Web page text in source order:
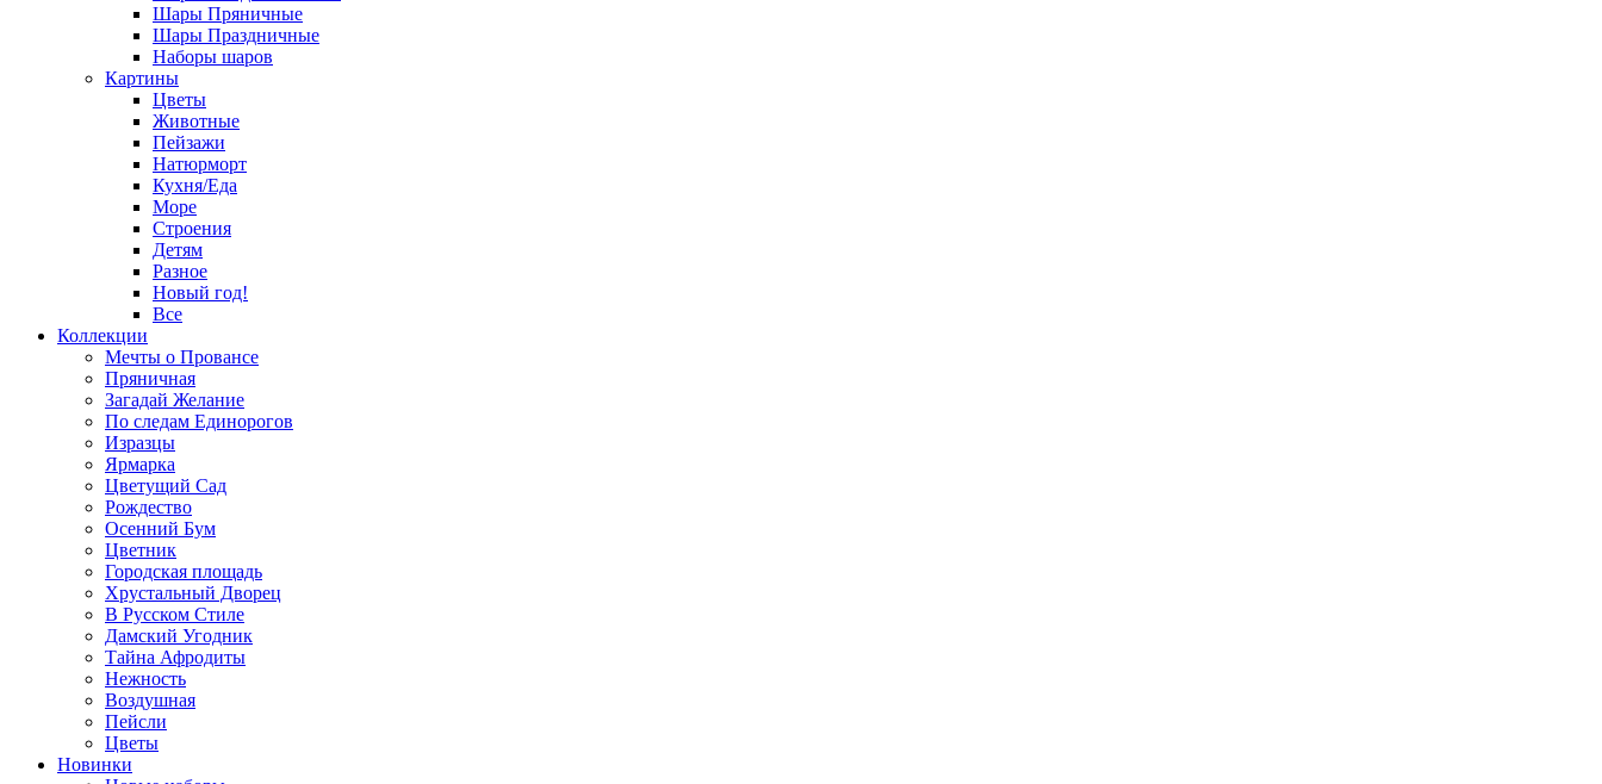
Шары Пряничные
Шары Праздничные
Наборы шаров
Картины
Цветы
Животные
Пейзажи
Натюрморт
Кухня/Еда
Море
Строения
Детям
Разное
Новый год!
Все
Коллекции
Мечты о Провансе
Пряничная
Загадай Желание
По следам Единорогов
Изразцы
Ярмарка
Цветущий Сад
Рождество
Осенний Бум
Цветник
Городская площадь
Хрустальный Дворец
В Русском Стиле
Дамский Угодник
Тайна Афродиты
Нежность
Воздушная
Пейсли
Цветы
Новинки